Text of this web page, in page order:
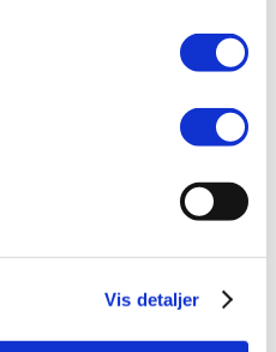
Vis detaljer